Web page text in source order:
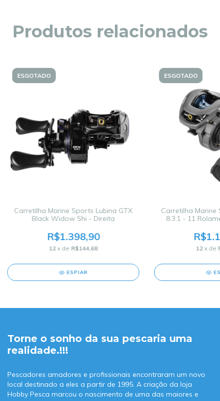
Produtos relacionados
ESGOTADO
Carretilha Marine Sports Lubina GTX
Black Widow Shi - Direita
R$1.398,90
12 x de R$144,68
ESPIAR
ESGOTADO
Carretilha Marine
8.3:1 - 11
12 x de
Torne o sonho da sua pescaria uma
realidade.!!!
Pescadores amadores e profissionais encontraram um novo
local destinado a eles a partir de 1995. A criação da loja
Hobby Pesca marcou o nascimento de uma das maiores e